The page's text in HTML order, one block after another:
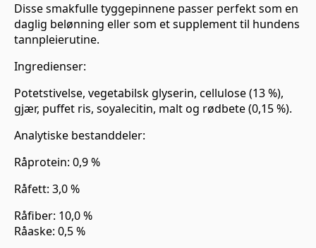
Disse smakfulle tyggepinnene passer perfekt som en
daglig belønning eller som et supplement til hundens
tannpleierutine.
Ingredienser:
Potetstivelse, vegetabilsk glyserin, cellulose (13 %),
gjær, puffet ris, soyalecitin, malt og rødbete (0,15 %).
Analytiske bestanddeler:
Råprotein: 0,9 %
Råfett: 3,0 %
Råfiber: 10,0 %
Råaske: 0,5 %